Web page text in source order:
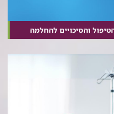
והסיכויים להחלמה